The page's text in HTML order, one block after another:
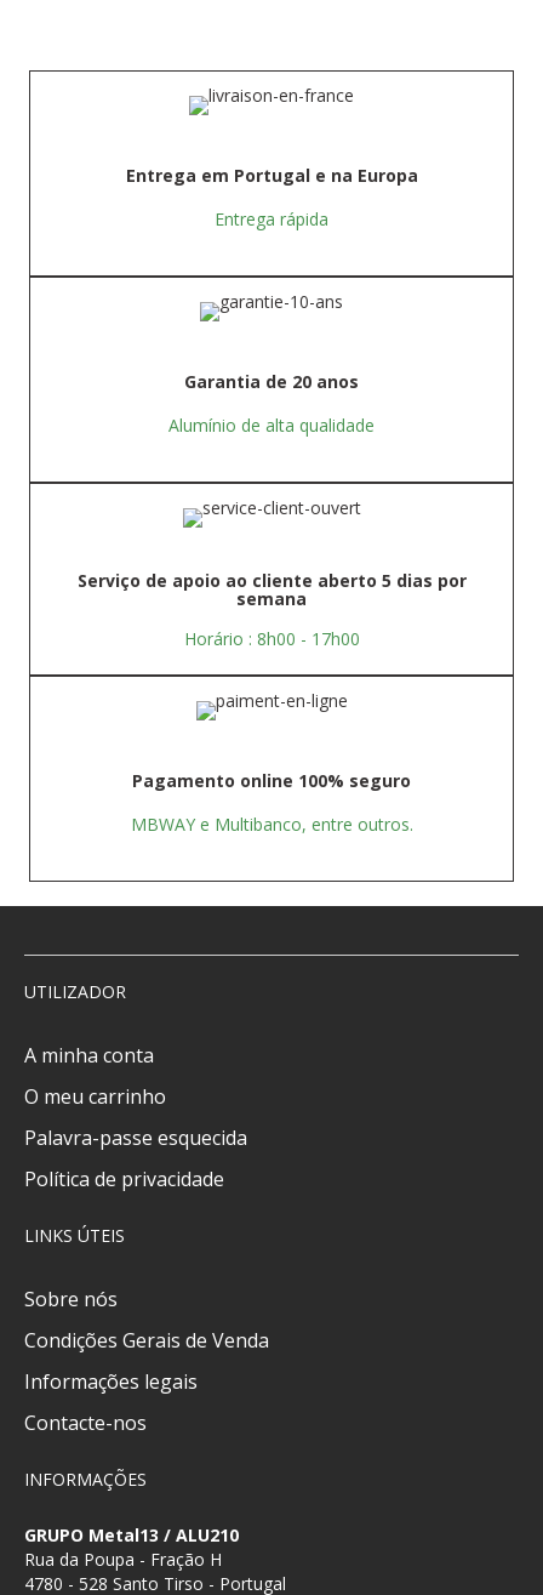
Entrega em Portugal e na Europa
Entrega rápida
Garantia de 20 anos
Alumínio de alta qualidade
Serviço de apoio ao cliente aberto 5 dias por
semana
Horário : 8h00 - 17h00
Pagamento online 100% seguro
MBWAY e Multibanco, entre outros.
UTILIZADOR
A minha conta
O meu carrinho
Palavra-passe esquecida
Política de privacidade
LINKS ÚTEIS
Sobre nós
Condições Gerais de Venda
Informações legais
Contacte-nos
INFORMAÇÕES
GRUPO Metal13 / ALU210
Rua da Poupa - Fração H
4780 - 528 Santo Tirso - Portugal